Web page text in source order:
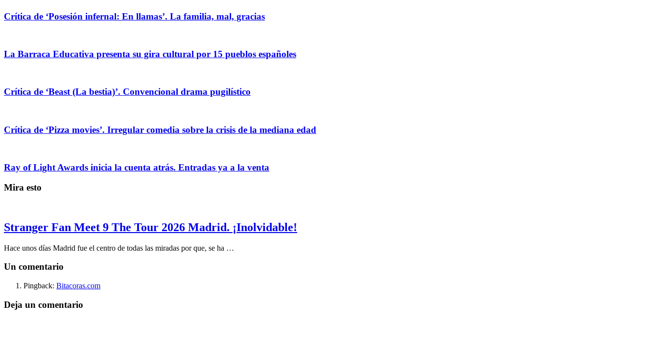
Crítica de ‘Posesión infernal: En llamas’. La familia, mal, gracias
La Barraca Educativa presenta su gira cultural por 15 pueblos españoles
Crítica de ‘Beast (La bestia)’. Convencional drama pugilístico
Crítica de ‘Pizza movies’. Irregular comedia sobre la crisis de la mediana edad
Ray of Light Awards inicia la cuenta atrás. Entradas ya a la venta
Mira esto
Stranger Fan Meet 9 The Tour 2026 Madrid. ¡Inolvidable!
Hace unos días Madrid fue el centro de todas las miradas por que, se ha …
Un comentario
Pingback: Bitacoras.com
Deja un comentario